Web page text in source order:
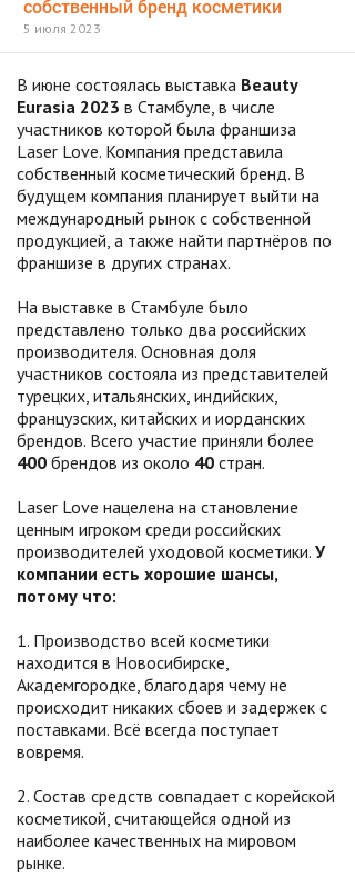
собственный бренд косметики
5 июля 2023
В июне состоялась выставка Beauty
Eurasia 2023 в Стамбуле, в числе
участников которой была франшиза
Laser Love. Компания представила
собственный косметический бренд. В
будущем компания планирует выйти на
международный рынок с собственной
продукцией, а также найти партнёров по
франшизе в других странах.
На выставке в Стамбуле было
представлено только два российских
производителя. Основная доля
участников состояла из представителей
турецких, итальянских, индийских,
французских, китайских и иорданских
брендов. Всего участие приняли более
400 брендов из около 40 стран.
Laser Love нацелена на становление
ценным игроком среди российских
производителей уходовой косметики. У
компании есть хорошие шансы,
потому что:
1. Производство всей косметики
находится в Новосибирске,
Академгородке, благодаря чему не
происходит никаких сбоев и задержек с
поставками. Всё всегда поступает
вовремя.
2. Состав средств совпадает с корейской
косметикой, считающейся одной из
наиболее качественных на мировом
рынке.